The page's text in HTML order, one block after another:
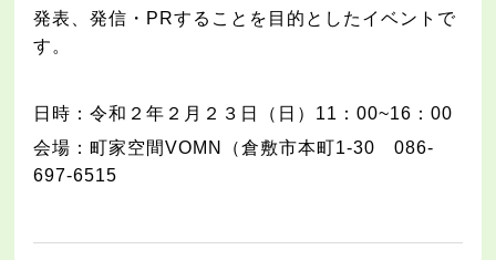
発表、発信・ PRすることを目的としたイベントで
す。
日時：令和２年２月２３日（日） 11 ：00~16 ：00
会場：町家空間VOMN （倉敷市本町1-30
086-
697-6515